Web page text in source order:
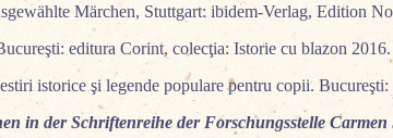
Märchen, Stuttgart: ibidem-Verlag, Edition
editura Corint, colecţia: Istorie cu blazon 2016.
istorice şi legende populare pentru copii.
in der Schriftenreihe der Forschungsstelle Carmen